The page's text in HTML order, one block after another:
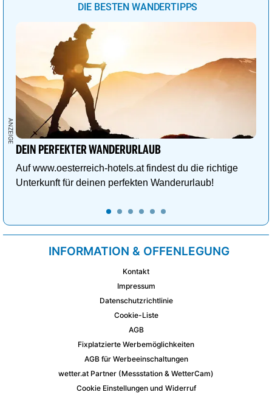
DIE BESTEN WANDERTIPPS
DEIN PERFEKTER WANDERURLAUB
Auf www.oesterreich-hotels.at findest du die richtige
Unterkunft für deinen perfekten Wanderurlaub!
INFORMATION & OFFENLEGUNG
Kontakt
Impressum
Datenschutzrichtlinie
Cookie-Liste
AGB
Fixplatzierte Werbemöglichkeiten
AGB für Werbeeinschaltungen
wetter.at Partner (Messstation & WetterCam)
Cookie Einstellungen und Widerruf